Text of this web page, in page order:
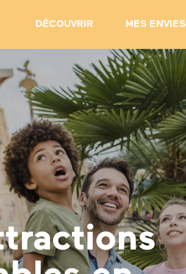
DÉCOUVRIR MES ENVIES